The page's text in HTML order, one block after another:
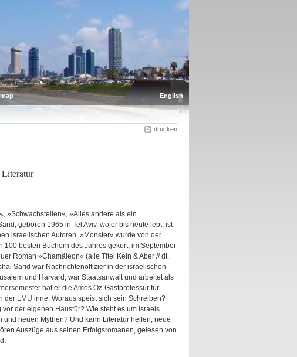
English
drucken
»Schwachstellen«, »Alles andere als ein
geboren 1965 in Tel Aviv, wo er bis heute lebt, ist
israelischen Autoren. »Monster« wurde von der
100 besten Büchern des Jahres gekürt, im September
Roman »Chamäleon« (alle Titel Kein & Aber // dt.
Sarid war Nachrichtenoffizier in der israelischen
und Harvard, war Staatsanwalt und arbeitet als
hat er die Amos Oz-Gastprofessur für
der LMU inne. Woraus speist sich sein Schreiben?
der eigenen Haustür? Wie steht es um Israels
und neuen Mythen? Und kann Literatur helfen, neue
Auszüge aus seinen Erfolgsromanen, gelesen von